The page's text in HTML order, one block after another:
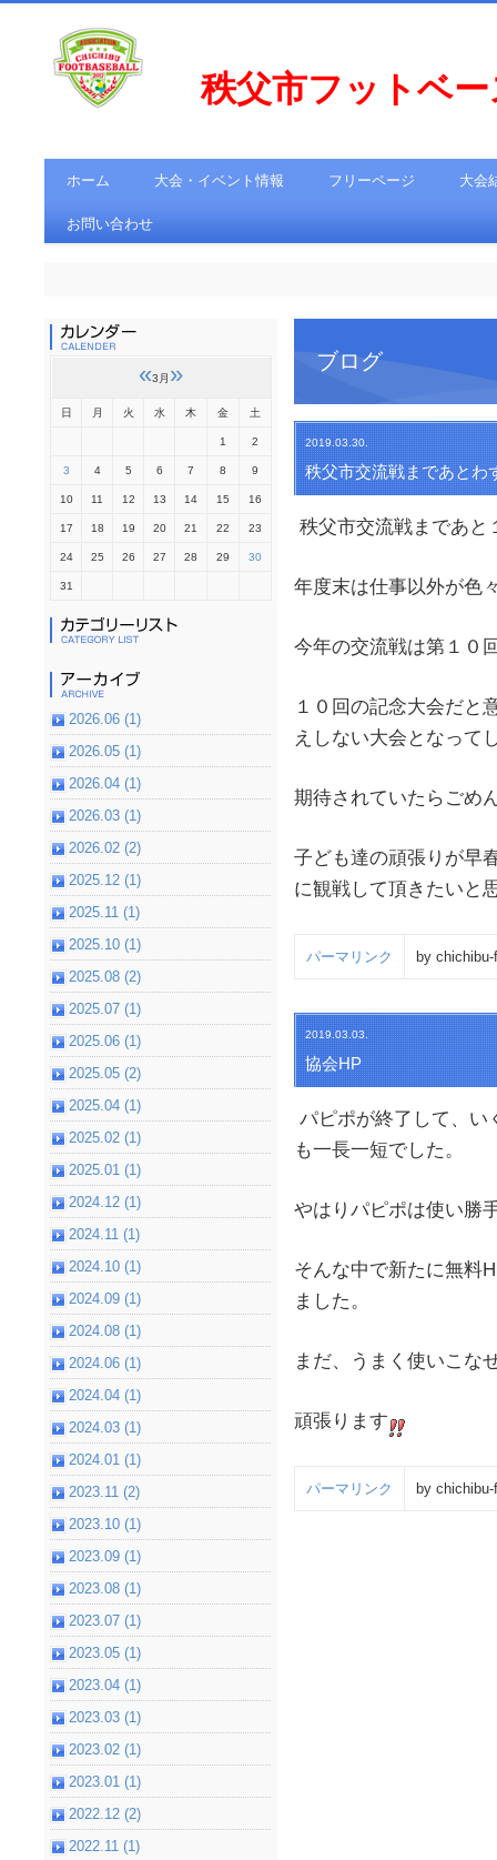
秩父市フットベ
ホーム 大会・イベント情報 フリーページ 大会
お問い合わせ
ブログ
2019.03.30.
秩父市交流戦まであとわ
秩父市交流戦まであと
年度末は仕事以外が色
今年の交流戦は第１０
１０回の記念大会だと
えしない大会となって
期待されていたらごめ
子ども達の頑張りが早
に観戦して頂きたいと
パーマリンク by
2019.03.03.
協会HP
パピポが終了して、い
も一長一短でした。
やはりパピポは使い勝
そんな中で新たに無料
ました。
まだ、うまく使いこな
頑張ります
パーマリンク by
«3月 »
日 月 火 水 木 金 土
1 2
3 4 5 6 7 8 9
10 11 12 13 14 15 16
17 18 19 20 21 22 23
24 25 26 27 28 29 30
31
2026.06 (1)
2026.05 (1)
2026.04 (1)
2026.03 (1)
2026.02 (2)
2025.12 (1)
2025.11 (1)
2025.10 (1)
2025.08 (2)
2025.07 (1)
2025.06 (1)
2025.05 (2)
2025.04 (1)
2025.02 (1)
2025.01 (1)
2024.12 (1)
2024.11 (1)
2024.10 (1)
2024.09 (1)
2024.08 (1)
2024.06 (1)
2024.04 (1)
2024.03 (1)
2024.01 (1)
2023.11 (2)
2023.10 (1)
2023.09 (1)
2023.08 (1)
2023.07 (1)
2023.05 (1)
2023.04 (1)
2023.03 (1)
2023.02 (1)
2023.01 (1)
2022.12 (2)
2022.11 (1)